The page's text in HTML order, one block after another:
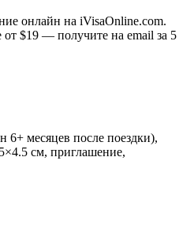
онлайн на iVisaOnline.com.
от $19 — получите на email за 5
6+ месяцев после поездки),
см, приглашение,